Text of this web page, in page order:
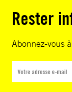
Rester
Abonnez-vous